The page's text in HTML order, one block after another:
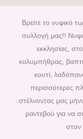
e
b
o
o
k
Βρείτε το νυφικό
συλλογή μας!!
εκκλησίας,
κολυμπήθρας,
κουτί,
περισσότερες
στέλνοντας μας
ραντεβού για να
στον